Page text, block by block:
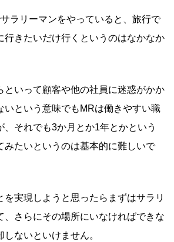
ラリーマンをやっていると、旅行で
行きたいだけ行くというのはなかなか
といって顧客や他の社員に迷惑がかか
いという意味でもMRは働きやすい職
、それでも3か月とか1年とかという
みたいというのは基本的に難しいで
を実現しようと思ったらまずはサラリ
、さらにその場所にいなければできな
ないといけません。